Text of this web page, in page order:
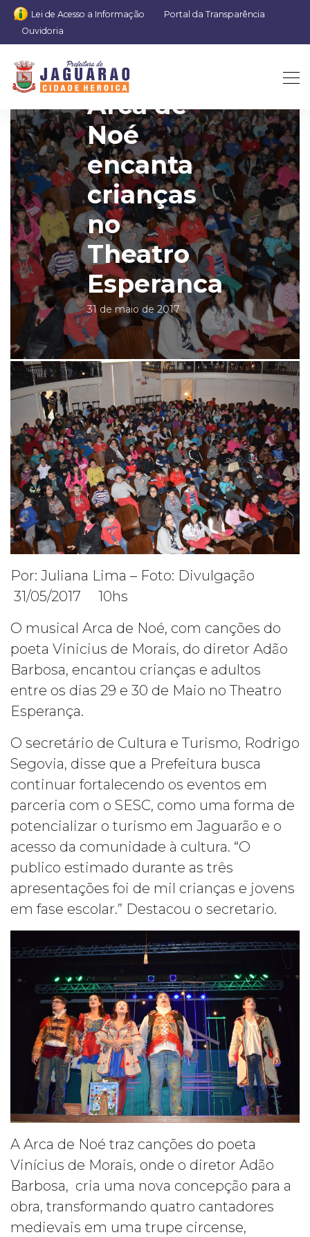
Lei de Acesso a Informação
Portal da Transparência
Ouvidoria
Musical
Arca de
Noé
encanta
crianças
no
Theatro
Esperanca
31 de maio de 2017
Por: Juliana Lima – Foto: Divulgação
31/05/2017 10hs
O musical Arca de Noé, com canções do
poeta Vinicius de Morais, do diretor Adão
Barbosa, encantou crianças e adultos
entre os dias 29 e 30 de Maio no Theatro
Esperança.
O secretário de Cultura e Turismo, Rodrigo
Segovia, disse que a Prefeitura busca
continuar fortalecendo os eventos em
parceria com o SESC, como uma forma de
potencializar o turismo em Jaguarão e o
acesso da comunidade à cultura. “O
publico estimado durante as três
apresentações foi de mil crianças e jovens
em fase escolar.” Destacou o secretario.
A Arca de Noé traz canções do poeta
Vinícius de Morais, onde o diretor Adão
Barbosa, cria uma nova concepção para a
obra, transformando quatro cantadores
medievais em uma trupe circense,